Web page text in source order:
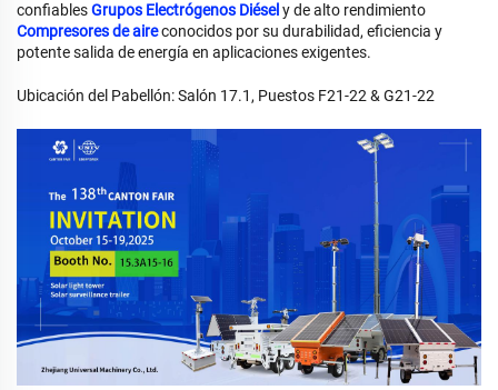
confiablesGrupos Electrógenos Diésel y de alto rendimiento
Compresores de aireconocidos por su durabilidad, eficiencia y
potente salida de energía en aplicaciones exigentes.
Ubicación del Pabellón: Salón 17.1, Puestos F21-22 & G21-22